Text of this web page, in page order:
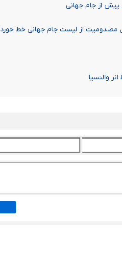
پیش از جام جهانی
مصدومیت از لیست جام جهانی خط خورد
والنسیا